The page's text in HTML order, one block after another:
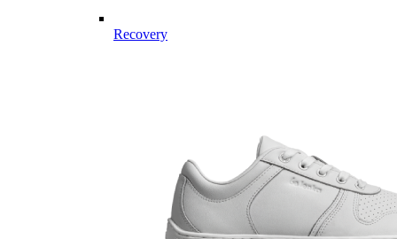
Recovery